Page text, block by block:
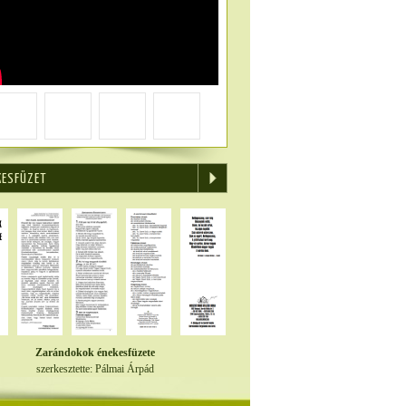
Zarándokok énekesfüzete
szerkesztette: Pálmai Árpád